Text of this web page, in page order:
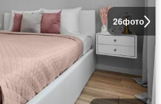
26фото